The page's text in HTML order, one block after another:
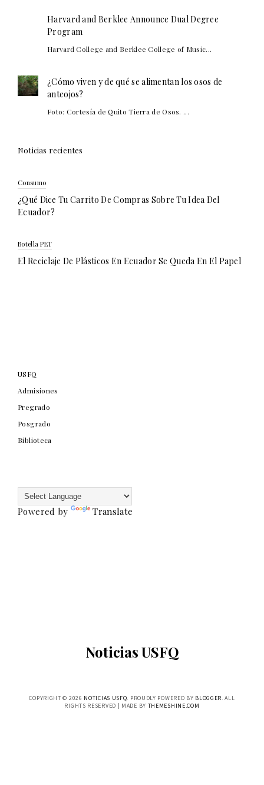
Harvard and Berklee Announce Dual Degree
Program
Harvard College and Berklee College of Music...
¿Cómo viven y de qué se alimentan los osos de
anteojos?
Foto: Cortesía de Quito Tierra de Osos. ...
Noticias recientes
Consumo
¿Qué Dice Tu Carrito De Compras Sobre Tu Idea Del
Ecuador?
Botella PET
El Reciclaje De Plásticos En Ecuador Se Queda En El Papel
USFQ
Admisiones
Pregrado
Posgrado
Biblioteca
Powered by Translate
Noticias USFQ
COPYRIGHT © 2026 NOTICIAS USFQ. PROUDLY POWERED BY BLOGGER. ALL
RIGHTS RESERVED | MADE BY THEMESHINE.COM